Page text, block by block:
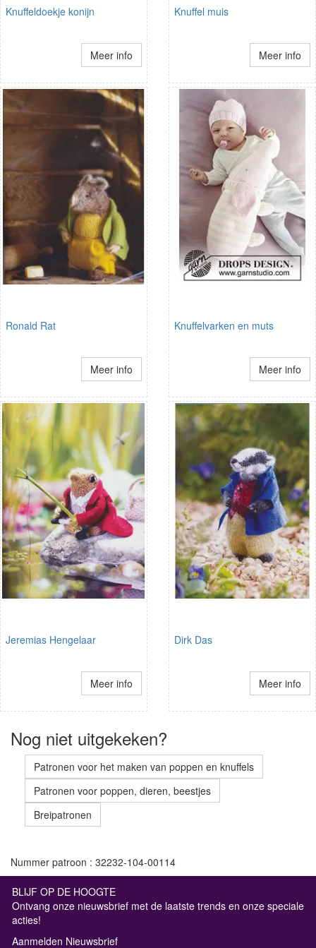
Knuffeldoekje konijn
Meer info
Knuffel muis
Meer info
Ronald Rat
Meer info
Knuffelvarken en muts
Meer info
Jeremias Hengelaar
Meer info
Dirk Das
Meer info
Nog niet uitgekeken?
Patronen voor het maken van poppen en knuffels
Patronen voor poppen, dieren, beestjes
Breipatronen
Nummer patroon : 32232-104-00114
BLIJF OP DE HOOGTE
Ontvang onze nieuwsbrief met de laatste trends en onze speciale
acties!
Aanmelden Nieuwsbrief